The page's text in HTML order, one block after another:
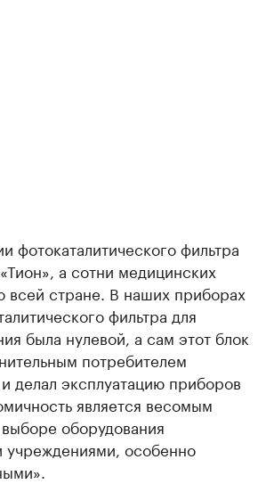
фотокаталитического фильтра
а сотни медицинских
всей стране. В наших приборах
фильтра для
была нулевой, а сам этот блок
потребителем
делал эксплуатацию приборов
является весомым
оборудования
учреждениями, особенно